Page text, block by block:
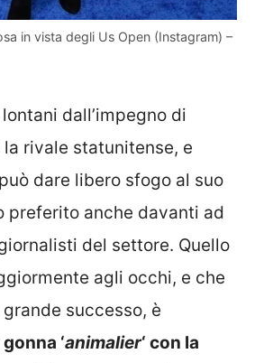
in vista degli Us Open (Instagram) –
dall’impegno di
rivale statunitense, e
dare libero sfogo al suo
preferito anche davanti ad
del settore. Quello
agli occhi, e che
successo, è
gonna ‘animalier‘ con la